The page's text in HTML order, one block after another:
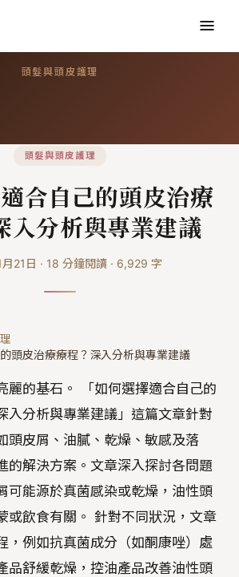
頭髮與頭皮護理
頭髮與頭皮護理
合自己的頭皮治療
入分析與專業建議
21日 · 18 分鐘閱讀· 6,929 字
頭皮治療療程？深入分析與專業建議
麗的基石。 「如何選擇適合自己的
入分析與專業建議」這篇文章針對
頭皮屑、油膩、乾燥、敏感及落
的解決方案。文章深入探討各問題
可能源於真菌感染或乾燥，油性頭
或飲食有關。 針對不同狀況，文章
，例如抗真菌成分（如酮康唑）處
品舒緩乾燥，控油產品改善油性頭